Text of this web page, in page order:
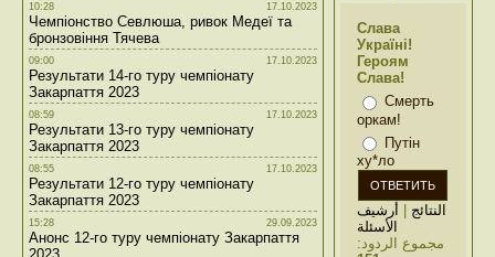
10:28 17.10.2023
Чемпіонство Севлюша, ривок Медеї та
бронзовіння Тячева
09:00 17.10.2023
Результати 14-го туру чемпіонату
Закарпаття 2023
08:59 17.10.2023
Результати 13-го туру чемпіонату
Закарпаття 2023
08:55 17.10.2023
Результати 12-го туру чемпіонату
Закарпаття 2023
15:28 29.09.2023
Анонс 12-го туру чемпіонату Закарпаття
Слава
Україні!
Героям
Слава!
Смерть
оркам!
Путін
ху*ло
النتائج | أرشيف
الأسئلة
مجموع الردود: